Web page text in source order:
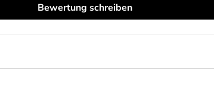
Bewertung schreiben